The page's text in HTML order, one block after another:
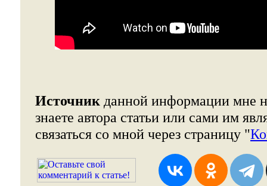
Источник данной информации мне
знаете автора статьи или сами им
связаться со мной через страницу "